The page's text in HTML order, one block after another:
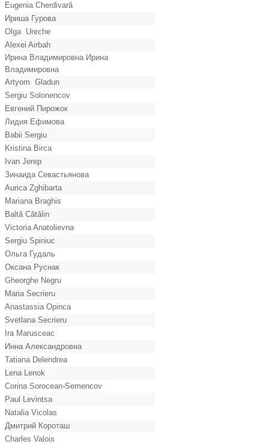
Eugenia Cherdivară
Ириша Гурова
Olga Ureche
Alexei Airbah
Ирина Владимировна Ирина
Владимировна
Artyom Gladun
Sergiu Solonencov
Евгений Пирожок
Лидия Ефимова
Babii Sergiu
Kristina Birca
Ivan Jerep
Зинаида Севастьянова
Aurica Zghibarta
Mariana Braghis
Baltă Cătălin
Victoria Anatolievna
Sergiu Spiniuc
Ольга Гудаль
Оксана Руснак
Gheorghe Negru
Maria Secrieru
Anastassia Opinca
Svetlana Secrieru
Ira Marusceac
Инна Александровна
Tatiana Delendrea
Lena Lenok
Corina Sorocean-Semencov
Paul Levintsa
Natalia Vicolas
Дмитрий Короташ
Charles Valois